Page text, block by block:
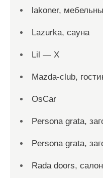
lakoner,
Lazurka, сауна
Lil — X
Mazda-club,
OsCar
Persona grata,
Persona grata,
Rada doors,